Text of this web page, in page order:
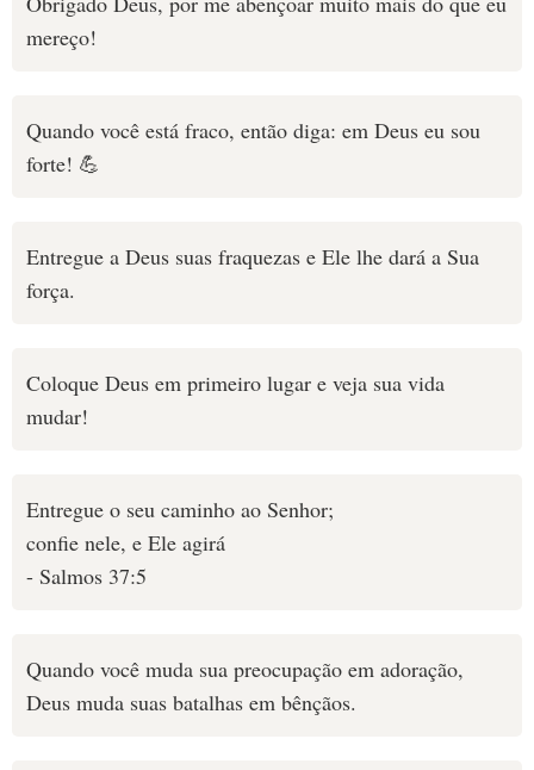
mereço!
Quando você está fraco, então diga: em Deus eu sou
forte! 💪
Entregue a Deus suas fraquezas e Ele lhe dará a Sua
força.
Coloque Deus em primeiro lugar e veja sua vida
mudar!
Entregue o seu caminho ao Senhor;
confie nele, e Ele agirá
- Salmos 37:5
Quando você muda sua preocupação em adoração,
Deus muda suas batalhas em bênçãos.